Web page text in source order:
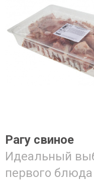
Рагу свиное
Идеальный
первого